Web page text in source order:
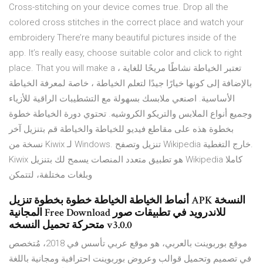
Cross-stitching on your device comes true. Drop all the
colored cross stitches in the correct place and watch your
embroidery There’re many beautiful pictures inside of the
app. It’s really easy, choose suitable color and click to right
place. That you will make a تعتبر الخياطة نشاطًا مريحًا للغاية ،
بالإضافة إلى كونها خيارًا جيدًا لتعلم الخياطة ، خاصة لمعرفة الخياطة
الأساسية. اصنعي ملابسك بسهولة مع التشطيبات الراقية للأزياء
وجميع أنواع الملابس والتريكو الكروشيه. تحتوي دورة الخياطة خطوة
بخطوة هذه على مقاطع فيديو للخياطة والخياطة قم بتنزيل آخر
نسخة من Kiwix لـ Windows. تنزيل وتصفح Wikipedia خارج التغطية.
Kiwix هو تطبيق متعدد المنصات يسمح لك بتنزيل Wikipedia كاملا
وبلغات مختلفة، لتتمكن
أنماط الخياطة الخياطة خطوة بخطوة تنزيل APK النسخة
المجانية Free Download للاندرويد في تطبيقات صور
متحركة تحميل النسخه v3.0.0
موقع بوربوينت بالعربي، هو موقع عربي تأسس في 2018، مُتخصص
في تصميم وتحميل قوالب وعروض بوربوينت احترافية ومجانية باللغة